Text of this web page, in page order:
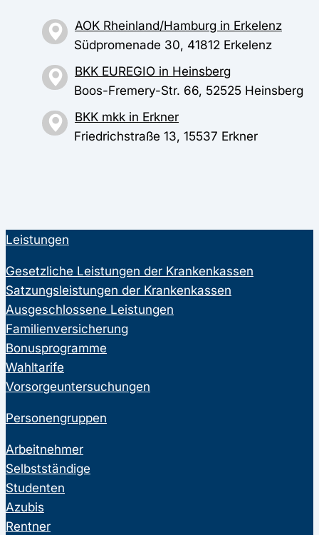
AOK Rheinland/Hamburg in Erkelenz
Südpromenade 30, 41812 Erkelenz
BKK EUREGIO in Heinsberg
Boos-Fremery-Str. 66, 52525 Heinsberg
BKK mkk in Erkner
Friedrichstraße 13, 15537 Erkner
Leistungen
Gesetzliche Leistungen der Krankenkassen
Satzungsleistungen der Krankenkassen
Ausgeschlossene Leistungen
Familienversicherung
Bonusprogramme
Wahltarife
Vorsorgeuntersuchungen
Personengruppen
Arbeitnehmer
Selbstständige
Studenten
Azubis
Rentner